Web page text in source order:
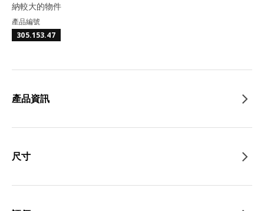
納較大的物件
產品編號
305.153.47
產品資訊
尺寸